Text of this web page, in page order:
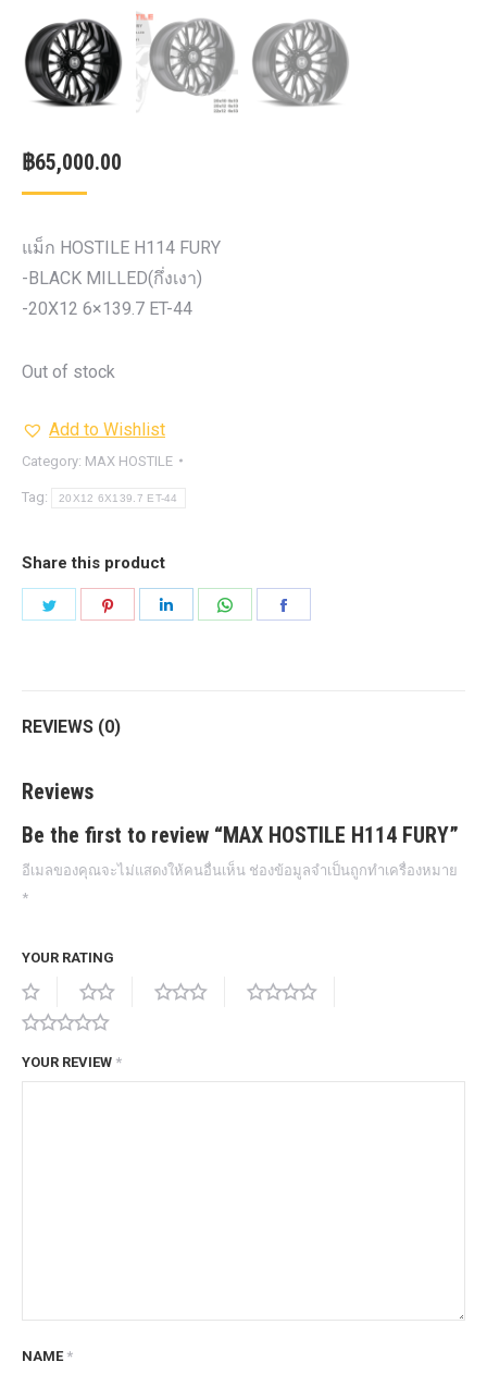
฿65,000.00
แม็ก HOSTILE H114 FURY
-BLACK MILLED(กึ่งเงา)
-20X12 6×139.7 ET-44
Out of stock
Add to Wishlist
Category: MAX HOSTILE
Tag: 20X12 6X139.7 ET-44
Share this product
REVIEWS (0)
Reviews
Be the first to review “MAX HOSTILE H114 FURY”
อีเมลของคุณจะไม่แสดงให้คนอื่นเห็น ช่องข้อมูลจำเป็นถูกทำเครื่องหมาย
*
YOUR RATING
YOUR REVIEW *
NAME *